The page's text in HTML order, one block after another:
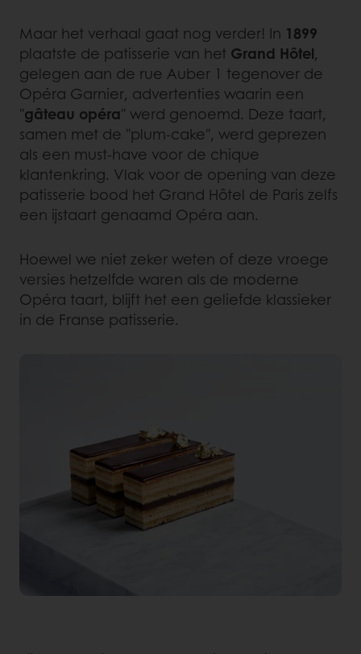
Maar het verhaal gaat nog verder! In 1899
plaatste de patisserie van het Grand Hôtel,
gelegen aan de rue Auber 1 tegenover de
Opéra Garnier, advertenties waarin een
"gâteau opéra" werd genoemd. Deze taart,
samen met de "plum-cake", werd geprezen
als een must-have voor de chique
klantenkring. Vlak voor de opening van deze
patisserie bood het Grand Hôtel de Paris zelfs
een ijstaart genaamd Opéra aan.
Hoewel we niet zeker weten of deze vroege
versies hetzelfde waren als de moderne
Opéra taart, blijft het een geliefde klassieker
in de Franse patisserie.